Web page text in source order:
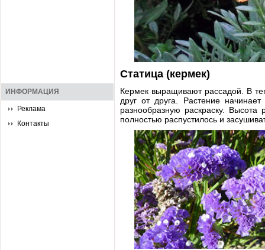
ИНФОРМАЦИЯ
Реклама
Контакты
Статица (кермек)
Кермек выращивают рассадой. В
друг от друга. Растение
разнообразную раскраску. Высота
полностью распустилось и